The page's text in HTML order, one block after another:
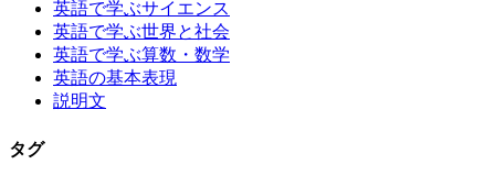
英語で学ぶサイエンス
英語で学ぶ世界と社会
英語で学ぶ算数・数学
英語の基本表現
説明文
タグ